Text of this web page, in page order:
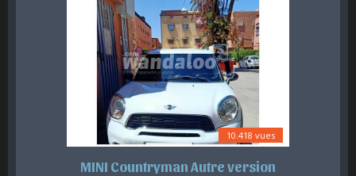
10.418 vues
MINI Countryman Autre version